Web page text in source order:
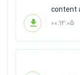
00:12:05